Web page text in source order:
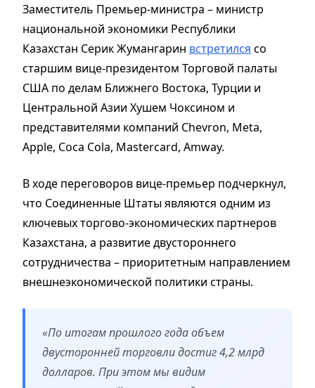
Заместитель Премьер-министра – министр
национальной экономики Республики
Казахстан Серик Жумангарин встретился со
старшим вице-президентом Торговой палаты
США по делам Ближнего Востока, Турции и
Центральной Азии Хушем Чоксином и
представителями компаний Chevron, Meta,
Apple, Coca Cola, Mastercard, Amway.
В ходе переговоров вице-премьер подчеркнул,
что Соединенные Штаты являются одним из
ключевых торгово-экономических партнеров
Казахстана, а развитие двустороннего
сотрудничества – приоритетным направлением
внешнеэкономической политики страны.
«По итогам прошлого года объем
двусторонней торговли достиг 4,2 млрд
долларов. При этом мы видим